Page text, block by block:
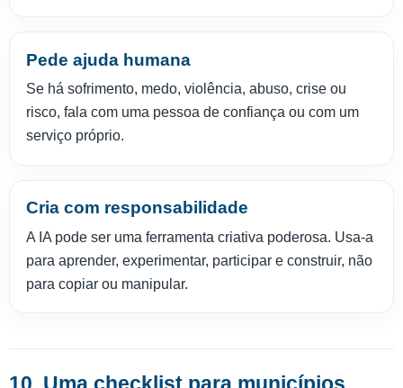
Pede ajuda humana
Se há sofrimento, medo, violência, abuso, crise ou
risco, fala com uma pessoa de confiança ou com um
serviço próprio.
Cria com responsabilidade
A IA pode ser uma ferramenta criativa poderosa. Usa-a
para aprender, experimentar, participar e construir, não
para copiar ou manipular.
10. Uma checklist para municípios